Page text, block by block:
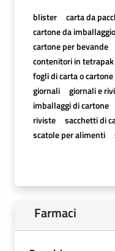
blister carta da
cartone da imballaggio
cartone per bevande
contenitori in tetrapak
fogli di carta o cartone
giornali
giornali e
imballaggi di cartone
riviste
sacchetti di
scatole per alimenti
Farmaci